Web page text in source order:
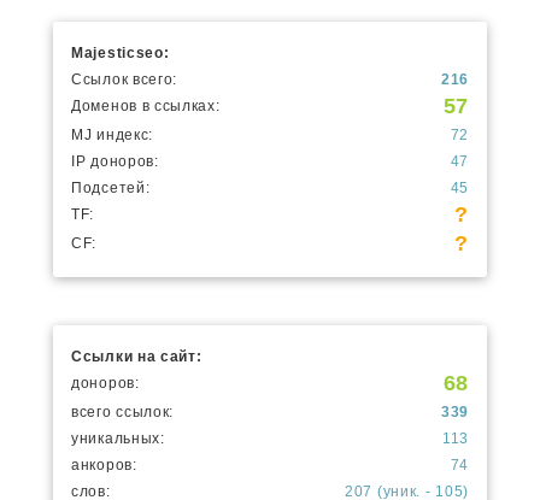
Majesticseo:
Ссылок всего:
216
Доменов в ссылках:
57
MJ индекс:
72
IP доноров:
47
Подсетей:
45
TF:
?
CF: ?
Ссылки на сайт:
доноров:
68
всего ссылок:
339
уникальных:
113
анкоров:
74
слов:
207 (уник. - 105)